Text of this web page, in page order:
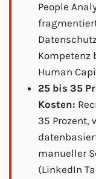
People
Kompetenz
Human
25 bis 35
Kosten:
35 Prozent,
manueller
(LinkedIn